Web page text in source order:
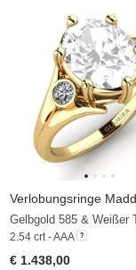
Verlobungsringe
2.54 crt - AAA
€ 1.438,00